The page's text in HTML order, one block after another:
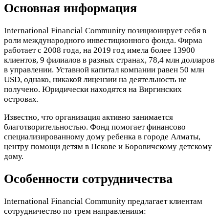
Основная информация
International Financial Community позиционирует себя в
роли международного инвестиционного фонда. Фирма
работает с 2008 года, на 2019 год имела более 13900
клиентов, 9 филиалов в разных странах, 78,4 млн долларов
в управлении. Уставной капитал компании равен 50 млн
USD, однако, никакой лицензии на деятельность не
получено. Юридически находятся на Виргинских
островах.
Известно, что организация активно занимается
благотворительностью. Фонд помогает финансово
специализированному дому ребенка в городе Алматы,
центру помощи детям в Пскове и Боровичскому детскому
дому.
Особенности сотрудничества
International Financial Community предлагает клиентам
сотрудничество по трем направлениям: